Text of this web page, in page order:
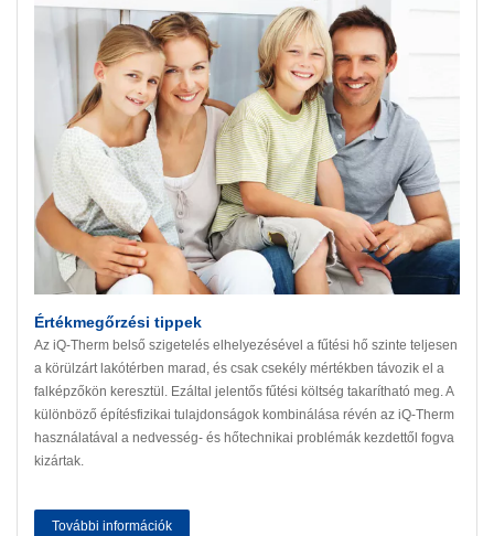
Értékmegőrzési tippek
Az iQ-Therm belső szigetelés elhelyezésével a fűtési hő szinte teljesen
a körülzárt lakótérben marad, és csak csekély mértékben távozik el a
falképzőkön keresztül. Ezáltal jelentős fűtési költség takarítható meg. A
különböző építésfizikai tulajdonságok kombinálása révén az iQ-Therm
használatával a nedvesség- és hőtechnikai problémák kezdettől fogva
kizártak.
További információk